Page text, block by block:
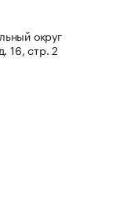
округ
16, стр. 2